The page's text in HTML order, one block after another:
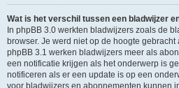
Wat is het verschil tussen een bladwijzer
In phpBB 3.0 werkten bladwijzers zoals de
browser. Je werd niet op de hoogte
phpBB 3.1 werken bladwijzers meer als
een notificatie krijgen als het onderwerp is
notificeren als er een update is op een
voor bladwijzers en abonnementen kunnen